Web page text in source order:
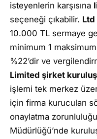
isteyenlerin karşısına
seçeneği çıkabilir.
10.000 TL sermaye
minimum 1
%22’dir ve
Limited şirket
işlemi tek merkez
için firma kurucuları
onaylatma
Müdürlüğü’nde